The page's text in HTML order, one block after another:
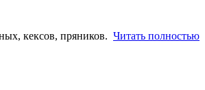
кексов, пряников. Читать полностью